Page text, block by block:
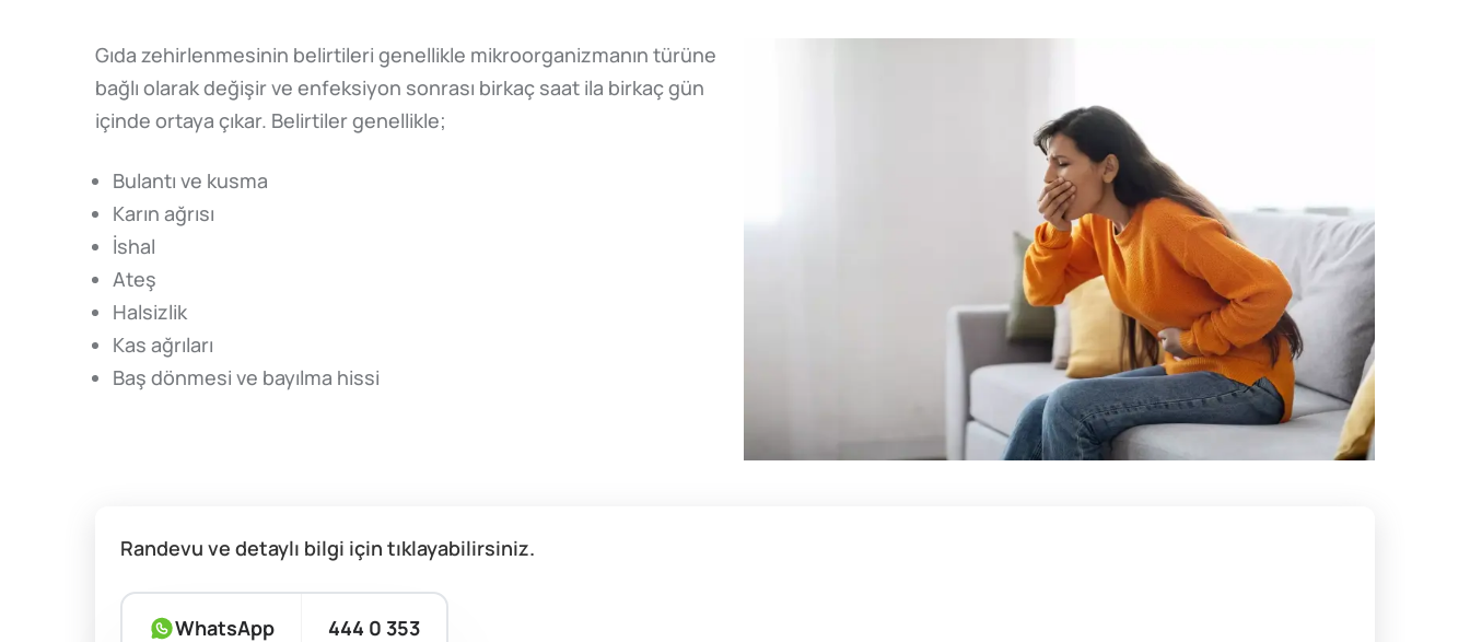
Gıda zehirlenmesinin belirtileri genellikle mikroorganizmanın türüne
bağlı olarak değişir ve enfeksiyon sonrası birkaç saat ila birkaç gün
içinde ortaya çıkar. Belirtiler genellikle;
Bulantı ve kusma
Karın ağrısı
İshal
Ateş
Halsizlik
Kas ağrıları
Baş dönmesi ve bayılma hissi
Randevu ve detaylı bilgi için tıklayabilirsiniz.
WhatsApp 444 0 353